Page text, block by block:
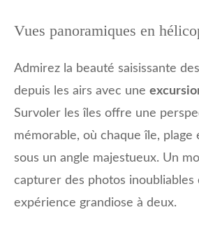
Vues panoramiques en
Admirez la beauté saisissante
depuis les airs avec une
Survoler les îles offre une
mémorable, où chaque île, plage
sous un angle majestueux. Un
capturer des photos inoubliables
expérience grandiose à deux.